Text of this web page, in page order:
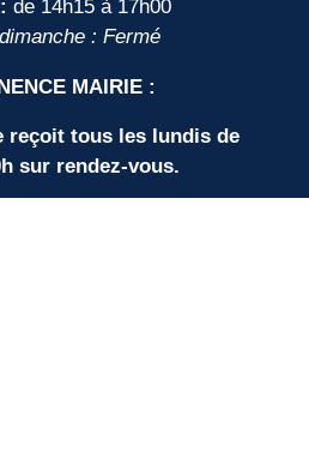
de 14h15 à 17h00
: Fermé
MAIRIE :
reçoit tous les lundis de
sur rendez-vous.